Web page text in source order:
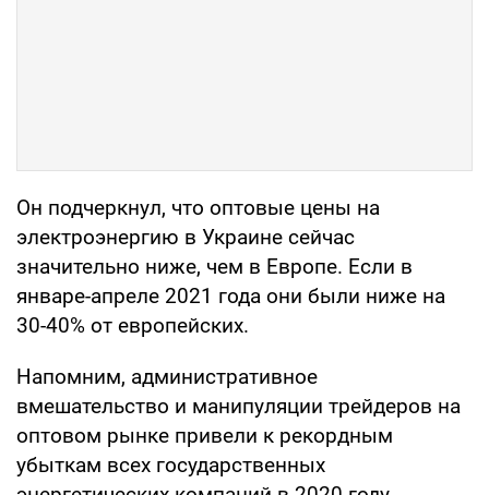
Он подчеркнул, что оптовые цены на
электроэнергию в Украине сейчас
значительно ниже, чем в Европе. Если в
январе-апреле 2021 года они были ниже на
30-40% от европейских.
Напомним, административное
вмешательство и манипуляции трейдеров на
оптовом рынке привели к рекордным
убыткам всех государственных